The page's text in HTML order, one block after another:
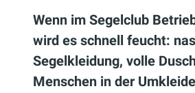
Wenn im Segelclub
wird es schnell feucht:
Segelkleidung, volle
Menschen in der